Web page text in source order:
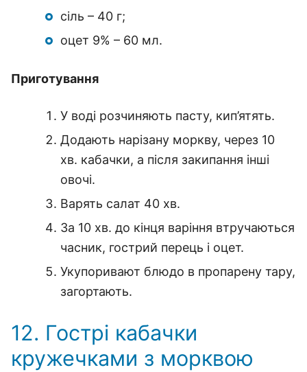
сіль – 40 г;
оцет 9% – 60 мл.
Приготування
У воді розчиняють пасту, кип’ятять.
Додають нарізану моркву, через 10
хв. кабачки, а після закипання інші
овочі.
Варять салат 40 хв.
За 10 хв. до кінця варіння втручаються
часник, гострий перець і оцет.
Укупоривают блюдо в пропарену тару,
загортають.
12. Гострі кабачки
кружечками з морквою